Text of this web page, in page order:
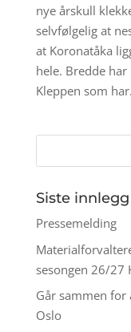
nye årskull
selvfølgelig at
at Koronatåka
hele. Bredde
Kleppen som
Siste innlegg
Pressemelding
sesongen 26/27
Går sammen for
Oslo